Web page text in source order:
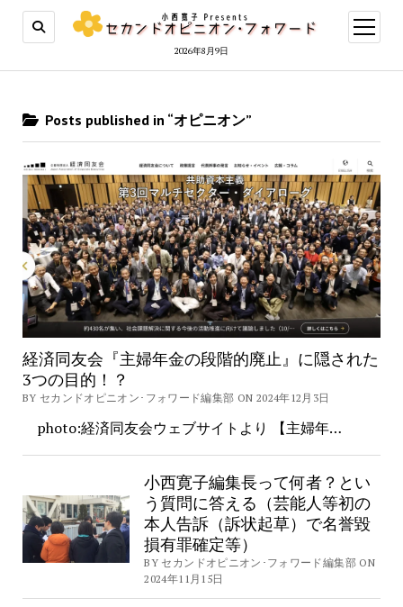
2026年8月9日
open
menu
Posts published in “オピニオン”
経済同友会『主婦年金の段階的廃止』に隠された
3つの目的！？
BY セカンドオピニオン･フォワード編集部 ON 2024年12月3日
photo:経済同友会ウェブサイトより 【主婦年…
小西寛子編集長って何者？とい
う質問に答える（芸能人等初の
本人告訴（訴状起草）で名誉毀
損有罪確定等）
BY セカンドオピニオン･フォワード編集部 ON
2024年11月15日